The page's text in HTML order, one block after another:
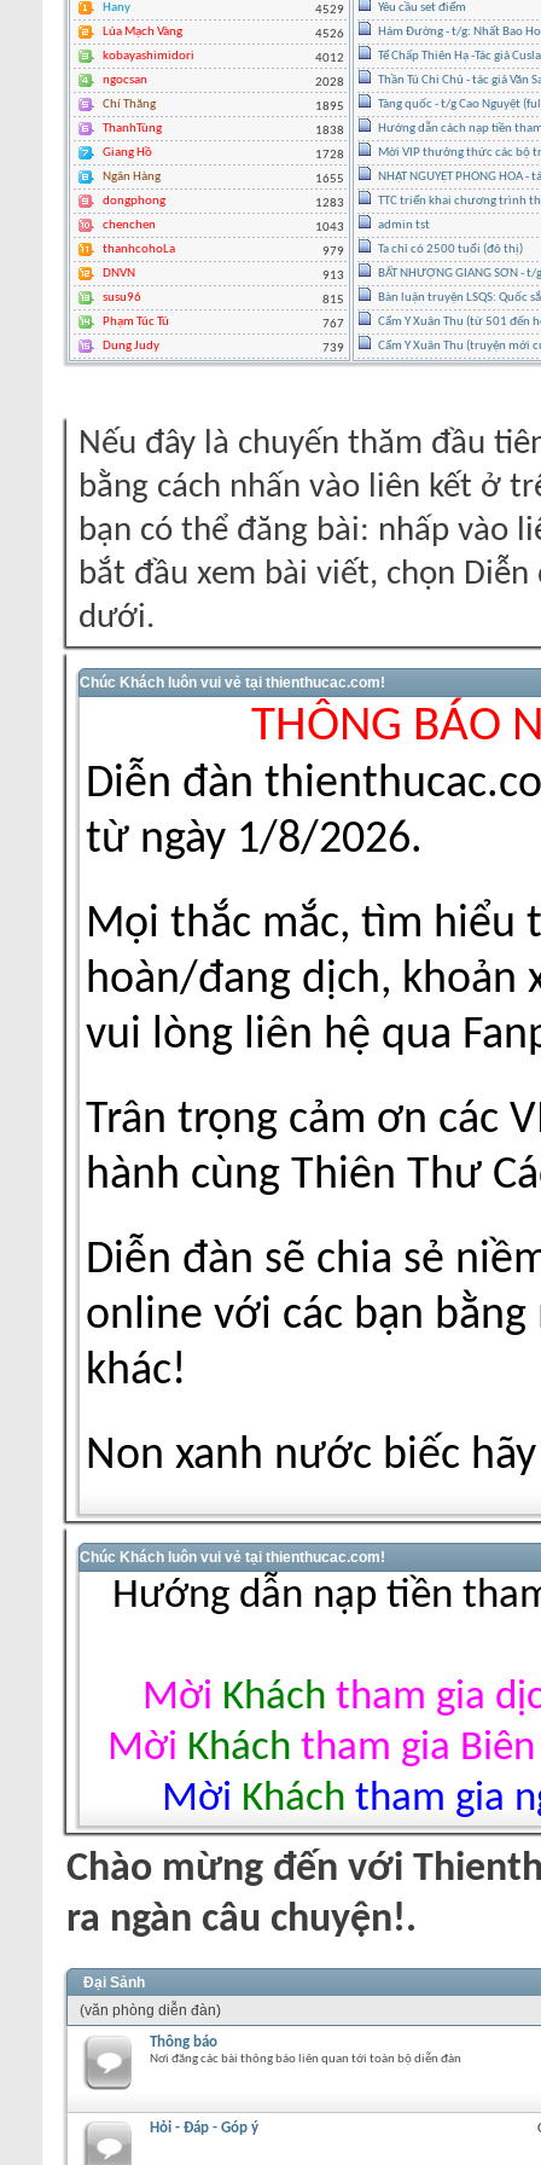
4529
Hany
4526
Lúa Mạch Vàng
4012
kobayashimidori
2028
ngocsan
1895
Chí Thăng
1838
ThanhTùng
1728
Giang Hồ
1655
Ngân Hàng
1283
dongphong
1043
chenchen
979
thanhcohoLa
913
DNVN
815
susu96
767
Phạm Túc Tú
739
Dung Judy
Yêu cầu set điểm
Hám Đường - t/g: Nhất Bao
Tể Chấp Thiên Hạ -Tác giả
Thần Tú Chi Chủ - tác giả Văn
Tàng quốc - t/g Cao Nguyệt
Hướng dẫn cách nạp tiền
Mời VIP thưởng thức các bộ
NHẬT NGUYỆT PHONG HOA
TTC triển khai chương trình
admin tst
Ta chỉ có 2500 tuổi (đô thị)
BẤT NHƯỢNG GIANG SƠN - t/
Bàn luận truyện LSQS: Quốc
Cẩm Y Xuân Thu (từ 501 đến
Cẩm Y Xuân Thu (truyện mới
Nếu đây là chuyến thăm đầu
bằng cách nhấn vào liên kết ở
bạn có thể đăng bài: nhấp vào
bắt đầu xem bài viết, chọn
dưới.
Chúc Khách luôn vui vẻ tại thienthucac.com!
THÔNG BÁO
Diễn đàn
từ ngày 1/8/2026.
Mọi thắc mắc, tìm hiểu
hoàn/đang dịch, khoản
vui lòng liên hệ qua
Trân trọng cảm ơn các
hành cùng Thiên Thư
Diễn đàn sẽ chia sẻ
online với các bạn
khác!
Non xanh nước biếc
Chúc Khách luôn vui vẻ tại thienthucac.com!
Hướng dẫn nạp tiền
Mời Khách tham gia
Mời Khách tham gia
Mời Khách tham gia
Chào mừng đến với
ra ngàn câu chuyện!.
Đại Sảnh
(văn phòng diễn đàn)
Thông báo
Nơi đăng các bài thông báo liên quan tới toàn bộ diễn đàn
Hỏi - Đáp - Góp ý